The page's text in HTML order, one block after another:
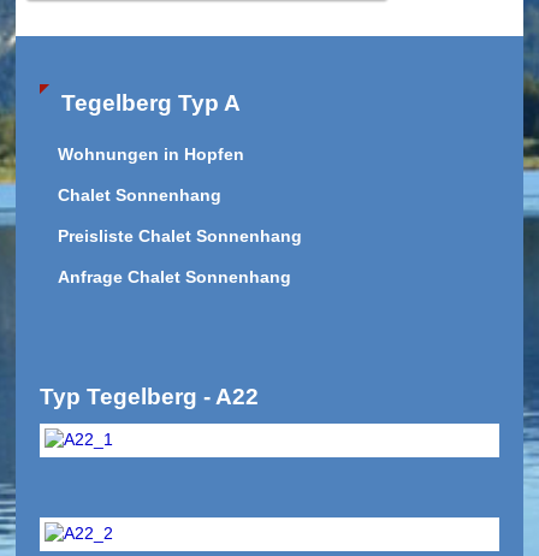
Tegelberg Typ A
Wohnungen in Hopfen
Chalet Sonnenhang
Preisliste Chalet Sonnenhang
Anfrage Chalet Sonnenhang
Typ Tegelberg - A22